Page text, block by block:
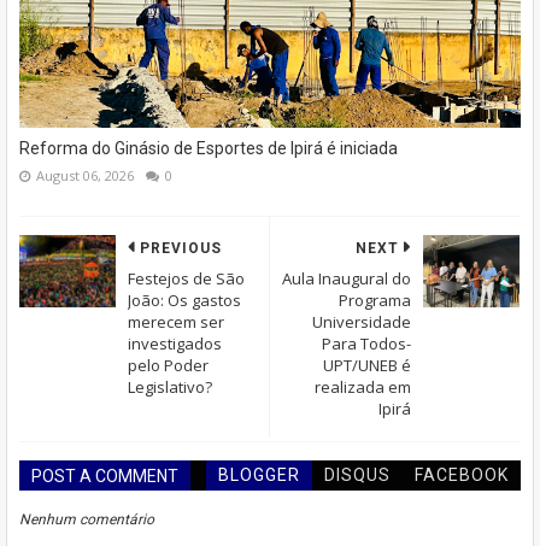
Reforma do Ginásio de Esportes de Ipirá é iniciada
August 06, 2026 0
NEXT
Aula Inaugural do
Programa
Universidade
Para Todos-
UPT/UNEB é
realizada em
Ipirá
PREVIOUS
Festejos de São
João: Os gastos
merecem ser
investigados
pelo Poder
Legislativo?
POST A COMMENT BLOGGER DISQUS FACEBOOK
Nenhum comentário